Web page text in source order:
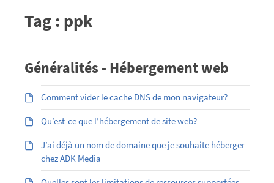
Tag : ppk
Généralités - Hébergement web
Comment vider le cache DNS de mon navigateur?
Qu’est-ce que l’hébergement de site web?
J’ai déjà un nom de domaine que je souhaite héberger
chez ADK Media